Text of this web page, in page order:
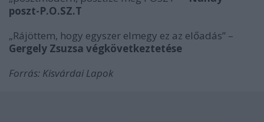
poszt-P.O.SZ.T
„Rájöttem, hogy egyszer elmegy ez az előadás” –
Gergely Zsuzsa végkövetkeztetése
Forrás: Kisvárdai Lapok